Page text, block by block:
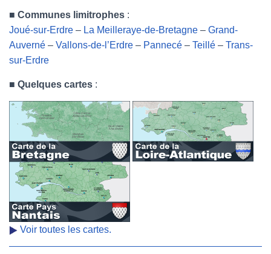
■ Communes limitrophes :
Joué-sur-Erdre – La Meilleraye-de-Bretagne – Grand-
Auverné – Vallons-de-l’Erdre – Pannecé – Teillé – Trans-
sur-Erdre
■ Quelques cartes :
Voir toutes les cartes.